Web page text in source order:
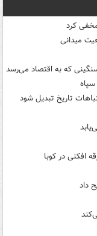
کرد
میدانی
که به اقتصاد می‌رسد
تاریخ تبدیل شود
افکنی در کوبا
داد